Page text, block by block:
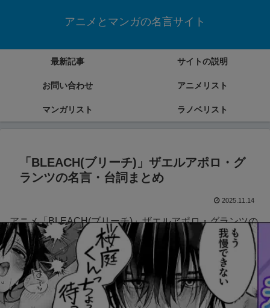
アニメとマンガの名言サイト
最新記事 サイトの説明
お問い合わせ アニメリスト
マンガリスト ラノベリスト
「BLEACH(ブリーチ)」ザエルアポロ・グ
ランツの名言・台詞まとめ
2025.11.14
アニメ「BLEACH(ブリーチ)」ザエルアポロ・グランツの
名言・台詞をまとめていきます。